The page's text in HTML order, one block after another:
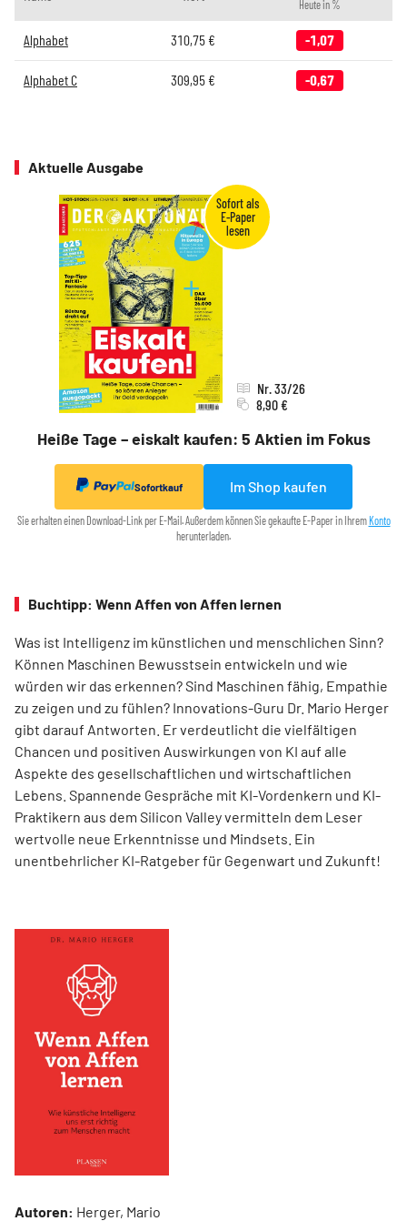
Heute in %
Alphabet 310,75€ -1,07
Alphabet C 309,95€ -0,67
Aktuelle Ausgabe
Heiße Tage – eiskalt kaufen: 5 Aktien im Fokus
Nr. 33/26
8,90 €
Sofortkauf Im Shop kaufen
Sie erhalten einen Download-Link per E-Mail. Außerdem können Sie gekaufte E-Paper in Ihrem Konto
herunterladen.
Buchtipp: Wenn Affen von Affen lernen
Was ist Intelligenz im künstlichen und menschlichen Sinn?
Können Maschinen Bewusstsein entwickeln und wie
würden wir das erkennen? Sind Maschinen fähig, Empathie
zu zeigen und zu fühlen? Innovations-Guru Dr. Mario Herger
gibt darauf Antworten. Er verdeutlicht die viel­fältigen
Chancen und positiven Auswirkungen von KI auf alle
Aspekte des gesellschaftlichen und wirtschaftlichen
Lebens. Spannende Gespräche mit KI-Vordenkern und KI-
Praktikern aus dem Silicon Valley vermitteln dem Leser
wertvolle neue Erkenntnisse und Mindsets. Ein
unentbehrlicher KI-Ratgeber für Gegenwart und Zukunft!
Autoren: Herger, Mario